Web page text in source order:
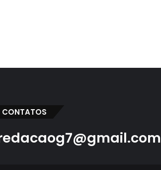
CONTATOS